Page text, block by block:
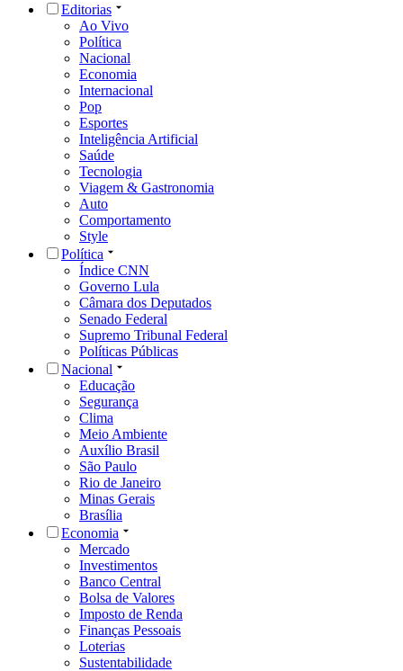
Editorias
Ao Vivo
Política
Nacional
Economia
Internacional
Pop
Esportes
Inteligência Artificial
Saúde
Tecnologia
Viagem & Gastronomia
Auto
Comportamento
Style
Política
Índice CNN
Governo Lula
Câmara dos Deputados
Senado Federal
Supremo Tribunal Federal
Políticas Públicas
Nacional
Educação
Segurança
Clima
Meio Ambiente
Auxílio Brasil
São Paulo
Rio de Janeiro
Minas Gerais
Brasília
Economia
Mercado
Investimentos
Banco Central
Bolsa de Valores
Imposto de Renda
Finanças Pessoais
Loterias
Sustentabilidade